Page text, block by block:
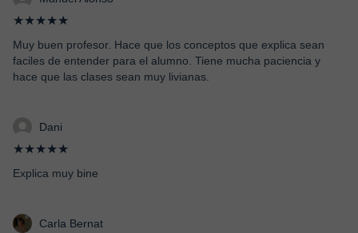
★★★★★
Muy buen profesor. Hace que los conceptos que explica sean
faciles de entender para el alumno. Tiene mucha paciencia y
hace que las clases sean muy livianas.
Dani
★★★★★
Explica muy bine
Carla Bernat